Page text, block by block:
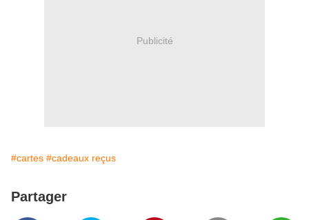
Publicité
#cartes #cadeaux reçus
Partager